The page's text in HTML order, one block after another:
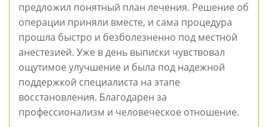
предложил понятный план лечения. Решение об
операции приняли вместе, и сама процедура
прошла быстро и безболезненно под местной
анестезией. Уже в день выписки чувствовал
ощутимое улучшение и была под надежной
поддержкой специалиста на этапе
восстановления. Благодарен за
профессионализм и человеческое отношение.